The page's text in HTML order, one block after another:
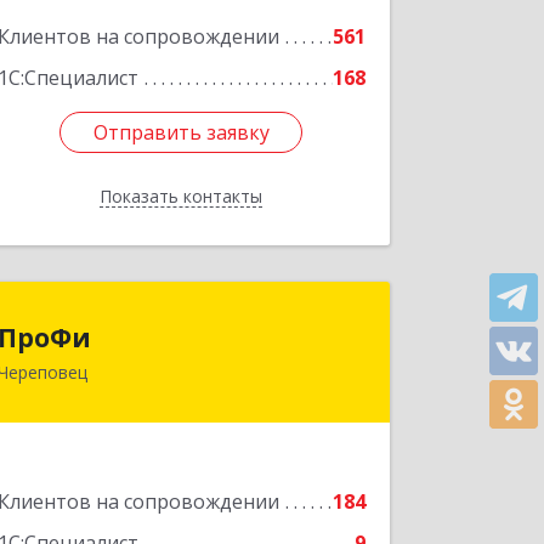
Клиентов на сопровождении
561
1С:Специалист
168
Отправить заявку
Показать контакты
Подробнее
Отправить заявку
Назад
ПроФи
Клиентов на сопровождении
184
162602, Вологодская обл, Череповец
Подробнее